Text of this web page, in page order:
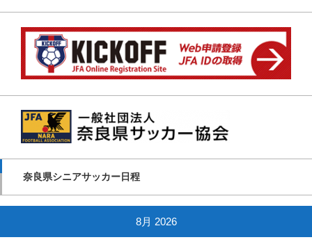
奈良県シニアサッカー日程
8月 2026